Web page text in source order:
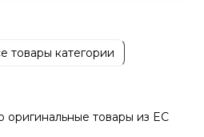
товары категории
товары из EC